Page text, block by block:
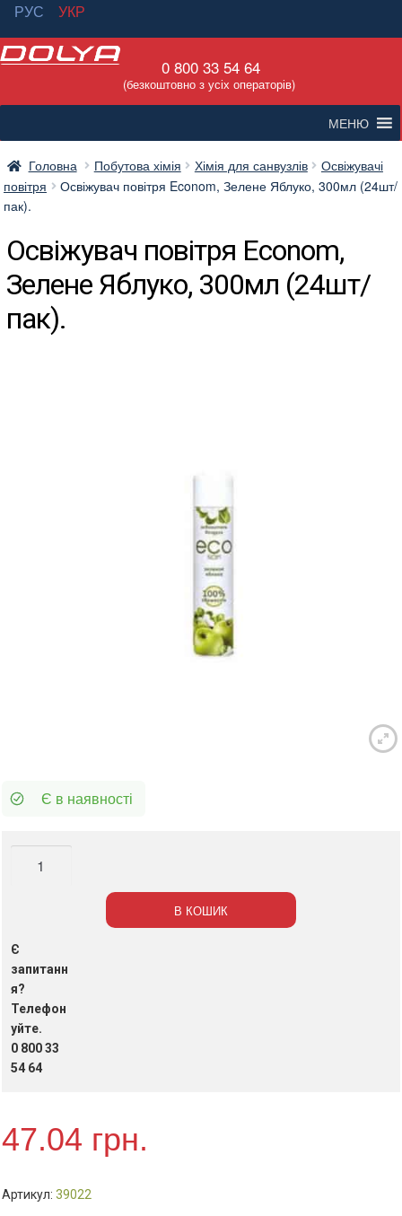
РУС
УКР
Перейти
навігації
Перейти
вмісту
0 800 33 54 64
(безкоштовно з усіх операторів)
МЕНЮ
Головна Побутова хімія Хімія для санвузлів
Освіжувачі
повітря
Освіжувач повітря Econom, Зелене Яблуко, 300мл (24шт/
пак).
Освіжувач повітря Econom,
Зелене Яблуко, 300мл (24шт/
пак).
Є в наявності
повітря
Яблуко,
300мл
(24шт/
пак).
кількість
В КОШИК
Є
запитанн
я?
Телефон
уйте.
0 800 33
54 64
47.04 грн.
Артикул: 39022